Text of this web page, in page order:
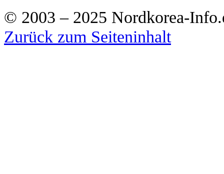
© 2003 – 2025 Nordkorea-
Zurück zum Seiteninhalt